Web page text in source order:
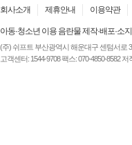
회사소개 제휴안내 이용약관
아동·청소년 이용 음란물 제작·배포·소
(주) 쉬프트 부산광역시 해운대구 센텀서로
고객센터: 1544-9708 팩스: 070-4850-8582